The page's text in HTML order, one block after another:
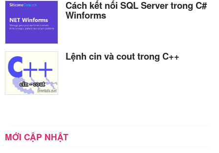
Cách kết nối SQL Server trong C#
Winforms
Lệnh cin và cout trong C++
MỚI CẬP NHẬT